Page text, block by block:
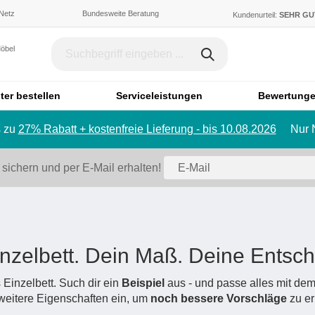
Bundesweite Beratung Kundenurteil: SEHR
bestellen Serviceleistungen
Dachschräge & Treppe
Schrank mit Schräge
Regal mit Schräge
Badezimmerschrank
Badregal
Spiegelschrank
Bett
Einzelbett
Sessel
Hocker
Schlafsofa
zu 27% Rabatt + kostenfreie Lieferung - bis 10.08.2026 Nur
und per E-Mail erhalten!
Dein Maß. Deine
Such dir ein Beispiel aus - und passe alles mit dem
Eigenschaften ein, um noch bessere Vorschlägezu